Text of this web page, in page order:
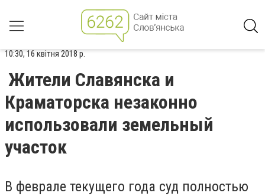
10:30, 16 квітня 2018 р.
Жители Славянска и
Краматорска незаконно
использовали земельный
участок
В феврале текущего года суд полностью